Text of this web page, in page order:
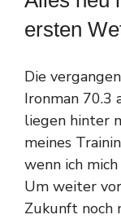
ersten
Die
Ironman 70.3
liegen hinter
meines
wenn ich
Um weiter
Zukunft noch